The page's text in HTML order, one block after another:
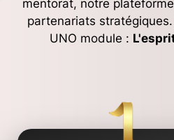
mentorat, notre
partenariats
UNO module :